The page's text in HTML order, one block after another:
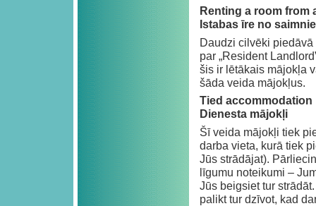
Renting a room from
Istabas īre no
Daudzi cilvēki
par „Resident
šis ir lētākais mājokļa
šāda veida mājokļus.
Tied accommodation
Dienesta mājokļi
Šī veida mājokļi tiek
darba vieta, kurā tiek
Jūs strādājat).
līgumu noteikumi –
Jūs beigsiet tur
palikt tur dzīvot, kad